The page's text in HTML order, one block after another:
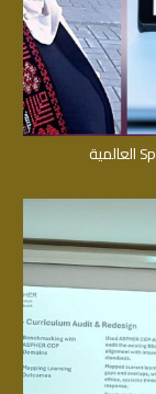
انضمام د. منى حميد إلى هيئة تحرير مجلة Springer Nature العالمية